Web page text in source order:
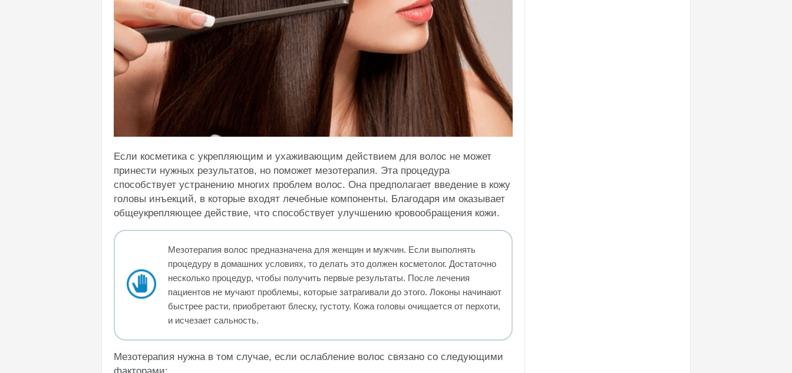
Если косметика с укрепляющим и ухаживающим действием для волос не может
принести нужных результатов, но поможет мезотерапия. Эта процедура
способствует устранению многих проблем волос. Она предполагает введение в кожу
головы инъекций, в которые входят лечебные компоненты. Благодаря им оказывает
общеукрепляющее действие, что способствует улучшению кровообращения кожи.
Мезотерапия волос предназначена для женщин и мужчин. Если выполнять
процедуру в домашних условиях, то делать это должен косметолог. Достаточно
несколько процедур, чтобы получить первые результаты. После лечения
пациентов не мучают проблемы, которые затрагивали до этого. Локоны начинают
быстрее расти, приобретают блеску, густоту. Кожа головы очищается от перхоти,
и исчезает сальность.
Мезотерапия нужна в том случае, если ослабление волос связано со следующими